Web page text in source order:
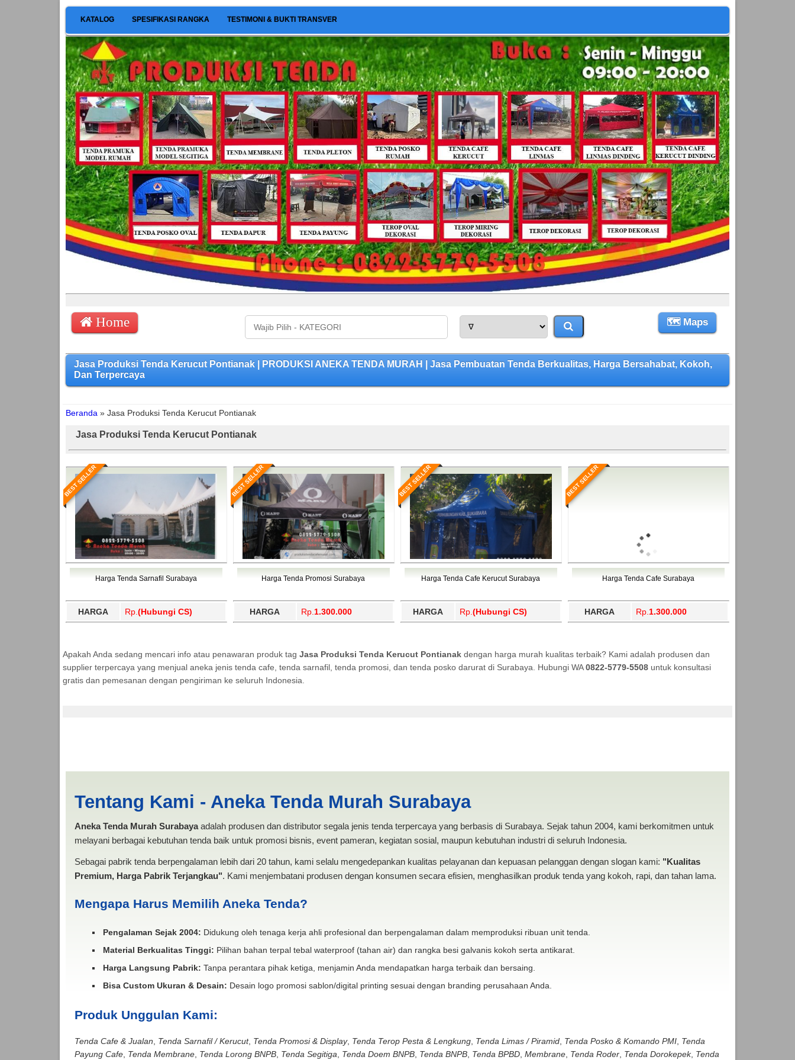
KATALOG SPESIFIKASI RANGKA TESTIMONI & BUKTI TRANSVER
Home 🗺 Maps
Jasa Produksi Tenda Kerucut Pontianak | PRODUKSI ANEKA TENDA MURAH | Jasa Pembuatan Tenda Berkualitas, Harga Bersahabat, Kokoh,
Dan Terpercaya
Beranda » Jasa Produksi Tenda Kerucut Pontianak
Jasa Produksi Tenda Kerucut Pontianak
BEST SELLER
Harga Tenda Sarnafil Surabaya
HARGA Rp. (Hubungi CS)
BEST SELLER
Harga Tenda Promosi Surabaya
HARGA Rp. 1.300.000
BEST SELLER
Harga Tenda Cafe Kerucut Surabaya
HARGA Rp. (Hubungi CS)
BEST SELLER
Harga Tenda Cafe Surabaya
HARGA Rp. 1.300.000
Apakah Anda sedang mencari info atau penawaran produk tag Jasa Produksi Tenda Kerucut Pontianakdengan harga murah kualitas terbaik? Kami adalah produsen dan
supplier terpercaya yang menjual aneka jenis tenda cafe, tenda sarnafil, tenda promosi, dan tenda posko darurat di Surabaya. Hubungi WA0822-5779-5508untuk konsultasi
gratis dan pemesanan dengan pengiriman ke seluruh Indonesia.
Tentang Kami - Aneka Tenda Murah Surabaya
Aneka Tenda Murah Surabayaadalah produsen dan distributor segala jenis tenda terpercaya yang berbasis di Surabaya. Sejak tahun 2004, kami berkomitmen untuk
melayani berbagai kebutuhan tenda baik untuk promosi bisnis, event pameran, kegiatan sosial, maupun kebutuhan industri di seluruh Indonesia.
Sebagai pabrik tenda berpengalaman lebih dari 20 tahun, kami selalu mengedepankan kualitas pelayanan dan kepuasan pelanggan dengan slogan kami: "Kualitas
Premium, Harga Pabrik Terjangkau". Kami menjembatani produsen dengan konsumen secara efisien, menghasilkan produk tenda yang kokoh, rapi, dan tahan lama.
Mengapa Harus Memilih Aneka Tenda?
Pengalaman Sejak 2004: Didukung oleh tenaga kerja ahli profesional dan berpengalaman dalam memproduksi ribuan unit tenda.
Material Berkualitas Tinggi: Pilihan bahan terpal tebal waterproof (tahan air) dan rangka besi galvanis kokoh serta antikarat.
Harga Langsung Pabrik: Tanpa perantara pihak ketiga, menjamin Anda mendapatkan harga terbaik dan bersaing.
Bisa Custom Ukuran & Desain: Desain logo promosi sablon/digital printing sesuai dengan branding perusahaan Anda.
Produk Unggulan Kami:
Tenda Cafe & Jualan Tenda Sarnafil / Kerucut, Tenda Promosi & Display, Tenda Terop Pesta & Lengkung, Tenda Limas / Piramid, Tenda Posko & Komando PMI, Tenda
Payung Cafe, Tenda Membrane, Tenda Lorong BNPB, Tenda Segitiga Tenda Doem BNPB, Tenda BNPB, Tenda BPBD, Membrane, Tenda Roder, Tenda Dorokepek, Tenda